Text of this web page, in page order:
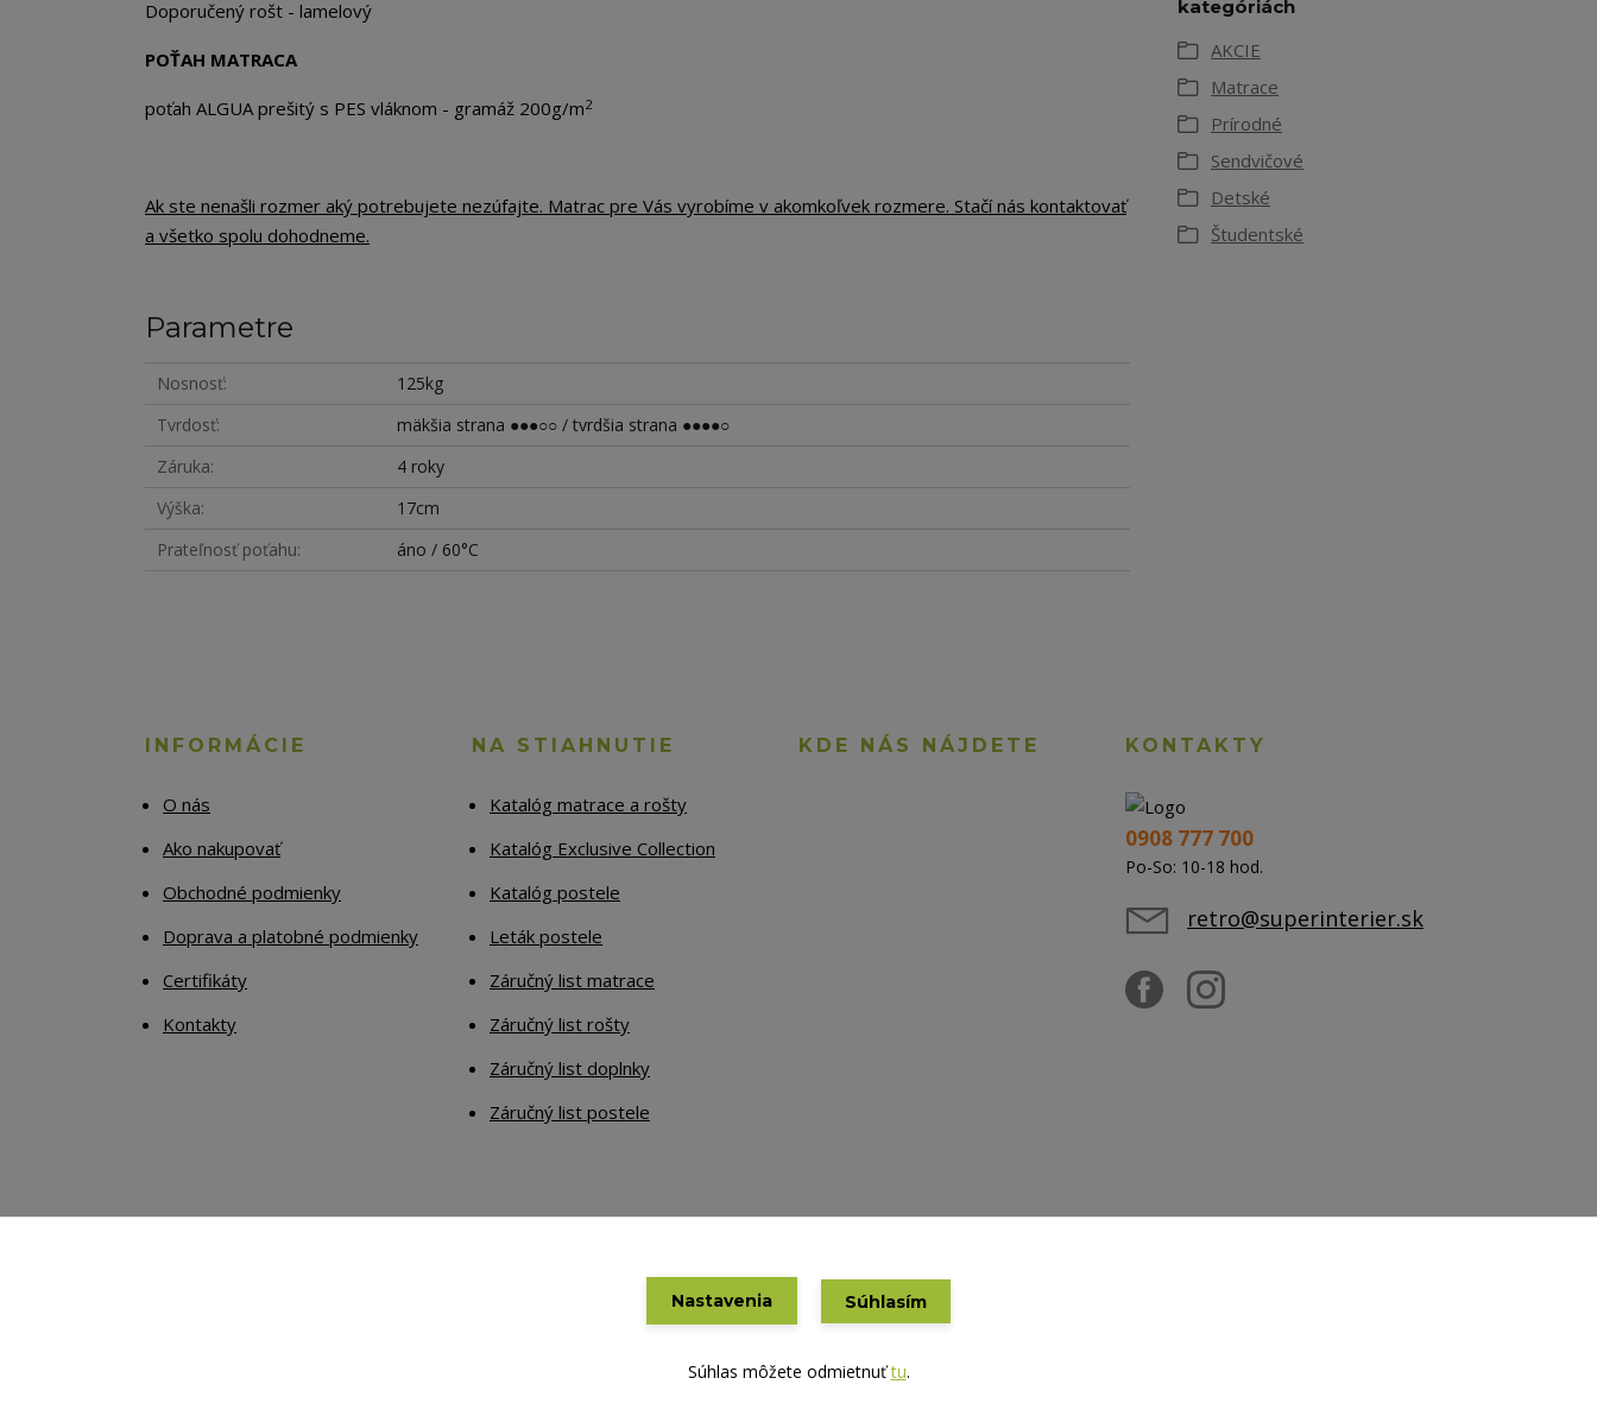
Doporučený rošt - lamelový
POŤAH MATRACA
poťah ALGUA prešitý s PES vláknom - gramáž 200g/m2
Ak ste nenašli rozmer aký potrebujete nezúfajte. Matrac pre Vás vyrobíme v akomkoľvek rozmere. Stačí nás kontaktovať
a všetko spolu dohodneme.
Parametre
Nosnosť
125kg
Tvrdosť
mäkšia strana ●●●○○ / tvrdšia strana ●●●●○
Záruka
4 roky
Výška
17cm
Prateľnosť poťahu
áno / 60°C
kategóriách
AKCIE
Matrace
Prírodné
Sendvičové
Detské
Študentské
INFORMÁCIE
O nás
Ako nakupovať
Obchodné podmienky
Doprava a platobné podmienky
Certifikáty
Kontakty
NA STIAHNUTIE
Katalóg matrace a rošty
Katalóg Exclusive Collection
Katalóg postele
Leták postele
Záručný list matrace
Záručný list rošty
Záručný list doplnky
Záručný list postele
KDE NÁS NÁJDETE KONTAKTY
0908 777 700
Po-So: 10-18 hod.
retro@superinterier.sk
Nastavenia Súhlasím
Súhlas môžete odmietnuťtu.